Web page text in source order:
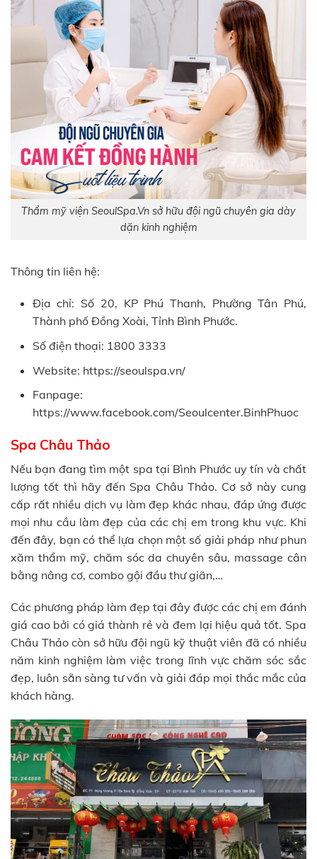
Thẩm mỹ viện SeoulSpa.Vn sở hữu đội ngũ chuyên gia dày
dặn kinh nghiệm
Thông tin liên hệ:
Địa chỉ: Số 20, KP Phú Thanh, Phường Tân Phú,
Thành phố Đồng Xoài, Tỉnh Bình Phước.
Số điện thoại: 1800 3333
Website: https://seoulspa.vn/
Fanpage:
https://www.facebook.com/Seoulcenter.BinhPhuoc
Spa Châu Thảo
Nếu bạn đang tìm một spa tại Bình Phước uy tín và chất
lượng tốt thì hãy đến Spa Châu Thảo. Cơ sở này cung
cấp rất nhiều dịch vụ làm đẹp khác nhau, đáp ứng được
mọi nhu cầu làm đẹp của các chị em trong khu vực. Khi
đến đây, bạn có thể lựa chọn một số giải pháp như phun
xăm thẩm mỹ, chăm sóc da chuyên sâu, massage cân
bằng nâng cơ, combo gội đầu thư giãn,…
Các phương pháp làm đẹp tại đây được các chị em đánh
giá cao bởi có giá thành rẻ và đem lại hiệu quả tốt. Spa
Châu Thảo còn sở hữu đội ngũ kỹ thuật viên đã có nhiều
năm kinh nghiệm làm việc trong lĩnh vực chăm sóc sắc
đẹp, luôn sẵn sàng tư vấn và giải đáp mọi thắc mắc của
khách hàng.